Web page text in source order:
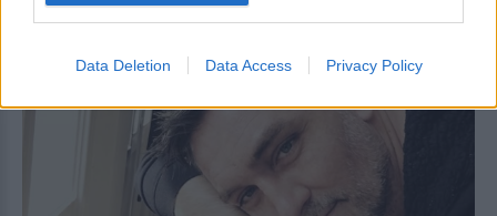
Data Deletion Data Access Privacy Policy
Η επιχειρηματίας έπαθε τροφική
δηλητηρίαση και μοιράστηκε με τους
ώρες που πέρασε.